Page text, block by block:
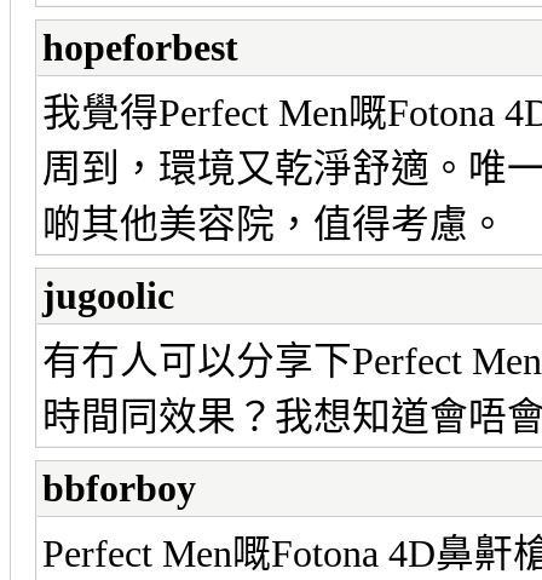
hopeforbest
我覺得Perfect Men嘅Fotona
周到，環境又乾淨舒適。唯
啲其他美容院，值得考慮。
jugoolic
有冇人可以分享下Perfect
時間同效果？我想知道會唔
bbforboy
Perfect Men嘅Fotona 4D鼻